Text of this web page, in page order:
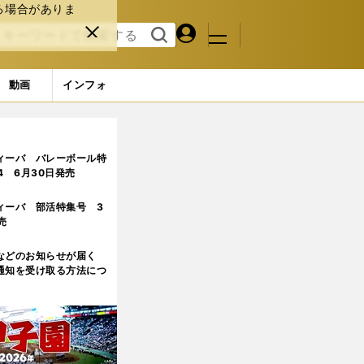
合がありま
閉じ
る
検索
る
マイペ
ジ
メニュ
動画 インフォ
ーバ バレーボール特
6月30日発売
ーバ 部活特集号 3
どのお知らせが届く
知を受け取る方法につ